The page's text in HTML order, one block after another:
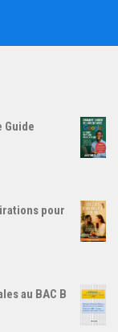
Guide
pour
au BAC B